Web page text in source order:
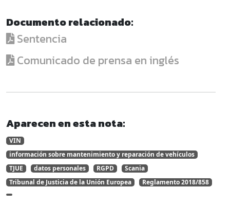
Documento relacionado:
Sentencia
Comunicado de prensa en inglés
Aparecen en esta nota:
VIN
información sobre mantenimiento y reparación de vehículos
TJUE
datos personales RGPD
Scania
Tribunal de Justicia de la Unión Europea
Reglamento 2018/858